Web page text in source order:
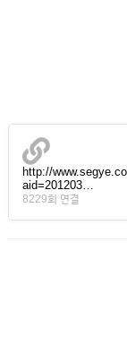
http://
aid=201203…
8229회 연결